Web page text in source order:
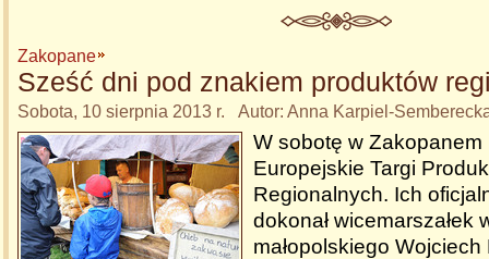
Zakopane
Sześć dni pod znakiem produktów
Sobota, 10 sierpnia 2013 r. Autor: Anna Karpiel-
W sobotę w Zakopanem
Europejskie Targi
Regionalnych. Ich
dokonał wicemarszałek
małopolskiego